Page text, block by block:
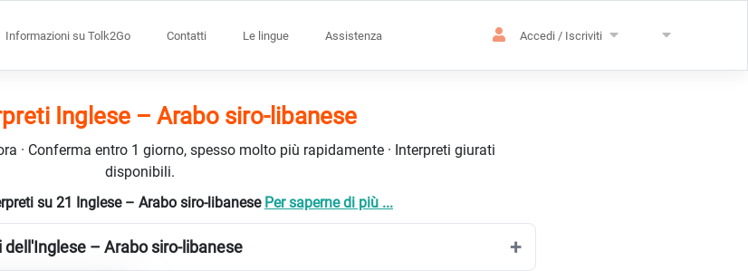
Informazioni su Tolk2Go Contatti Le lingue Assistenza Accedi / Iscriviti
Inglese – Arabo siro-libanese
· Conferma entro 1 giorno, spesso molto più rapidamente · Interpreti giurati
disponibili.
su 21 Inglese – Arabo siro-libanese Per saperne di più ...
– Arabo siro-libanese